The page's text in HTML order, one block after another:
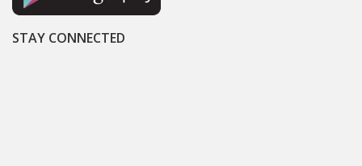
STAY CONNECTED